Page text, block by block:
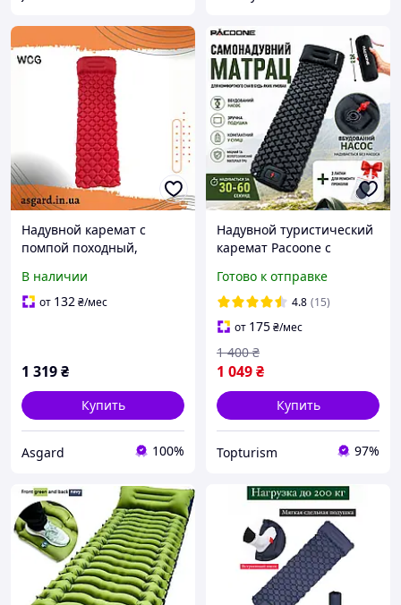
Надувной каремат с
помпой походный,
кемпинга (красный) ASG
В наличии
от 132₴/мес
1 319₴
Купить
Asgard 100%
Надувной туристический
каремат Pacoone с
насосом 190x58 см
Готово к отправке
4.8 (15)
от 175₴/мес
1 049₴
1 400 ₴
Купить
Topturism 97%